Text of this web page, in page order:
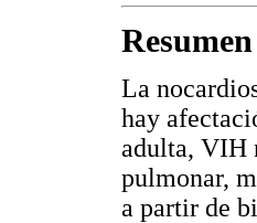
Resumen
La
hay
adulta, VIH
pulmonar,
a partir de